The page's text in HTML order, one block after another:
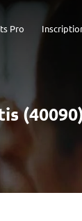
Pro